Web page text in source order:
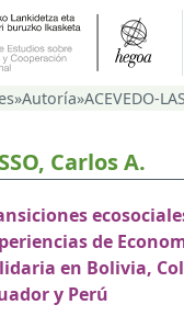
»Autoría»ACEVEDO-
Carlos A.
de
en Bolivia,
y Perú